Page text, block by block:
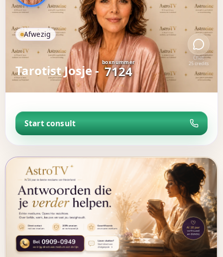
Chat
25 credits
Afwezig
Tarotist Josje -boxnummer
7124
Start consult